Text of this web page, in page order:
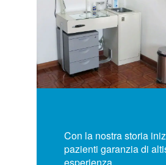
Con la nostra storia
pazienti garanzia di